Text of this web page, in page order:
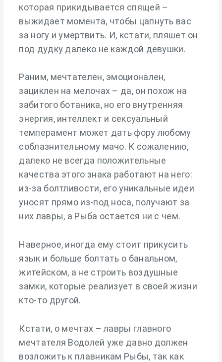
которая прикидывается спящей –
выжидает момента, чтобы цапнуть вас
за ногу и умертвить. И, кстати, пляшет он
под дудку далеко не каждой девушки.
Раним, мечтателен, эмоционален,
зациклен на мелочах – да, он похож на
забитого ботаника, но его внутренняя
энергия, интеллект и сексуальный
темперамент может дать фору любому
соблазнительному мачо. К сожалению,
далеко не всегда положительные
качества этого знака работают на него:
из-за болтливости, его уникальные идеи
уносят прямо из-под носа, получают за
них лавры, а Рыба остается ни с чем.
Наверное, иногда ему стоит прикусить
язык и больше болтать о банальном,
житейском, а не строить воздушные
замки, которые реализует в своей жизни
кто-то другой.
Кстати, о мечтах – лавры главного
мечтателя Водолей уже давно должен
возложить к плавникам Рыбы, так как